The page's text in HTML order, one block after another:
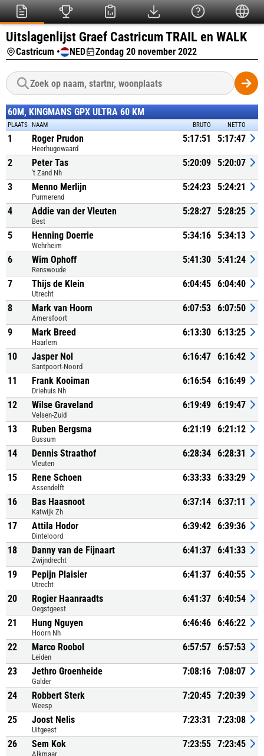
Uitslagenlijst Graef Castricum TRAIL en WALK
Castricum • NED Zondag 20 november 2022
60M, KINGMANS GPX ULTRA 60 KM
PLAATS NAAM BRUTO NETTO
1 Roger Prudon
Heerhugowaard
5:17:51 5:17:47
2 Peter Tas
't Zand Nh
5:20:09 5:20:07
3 Menno Merlijn
Purmerend
5:24:23 5:24:21
4 Addie van der Vleuten
Best
5:28:27 5:28:25
5 Henning Doerrie
Wehrheim
5:34:16 5:34:13
6 Wim Ophoff
Renswoude
5:41:30 5:41:24
7 Thijs de Klein
Utrecht
6:04:45 6:04:40
8 Mark van Hoorn
Amersfoort
6:07:53 6:07:50
9 Mark Breed
Haarlem
6:13:30 6:13:25
10 Jasper Nol
Santpoort-Noord
6:16:47 6:16:42
11 Frank Kooiman
Driehuis Nh
6:16:54 6:16:49
12 Wilse Graveland
Velsen-Zuid
6:19:49 6:19:47
13 Ruben Bergsma
Bussum
6:21:19 6:21:12
14 Dennis Straathof
Vleuten
6:28:34 6:28:31
15 Rene Schoen
Assendelft
6:33:33 6:33:29
16 Bas Haasnoot
Katwijk Zh
6:37:14 6:37:11
17 Attila Hodor
Dinteloord
6:39:42 6:39:36
18 Danny van de Fijnaart
Zwijndrecht
6:41:37 6:41:33
19 Pepijn Plaisier
Utrecht
6:41:37 6:40:55
20 Rogier Haanraadts
Oegstgeest
6:41:37 6:40:54
21 Hung Nguyen
Hoorn Nh
6:46:46 6:46:22
22 Marco Roobol
Leiden
6:57:57 6:57:53
23 Jethro Groenheide
Galder
7:08:16 7:08:07
24 Robbert Sterk
Weesp
7:20:45 7:20:39
25 Joost Nelis
Uitgeest
7:23:31 7:23:08
26 Sem Kok
Alkmaar
7:23:55 7:23:45